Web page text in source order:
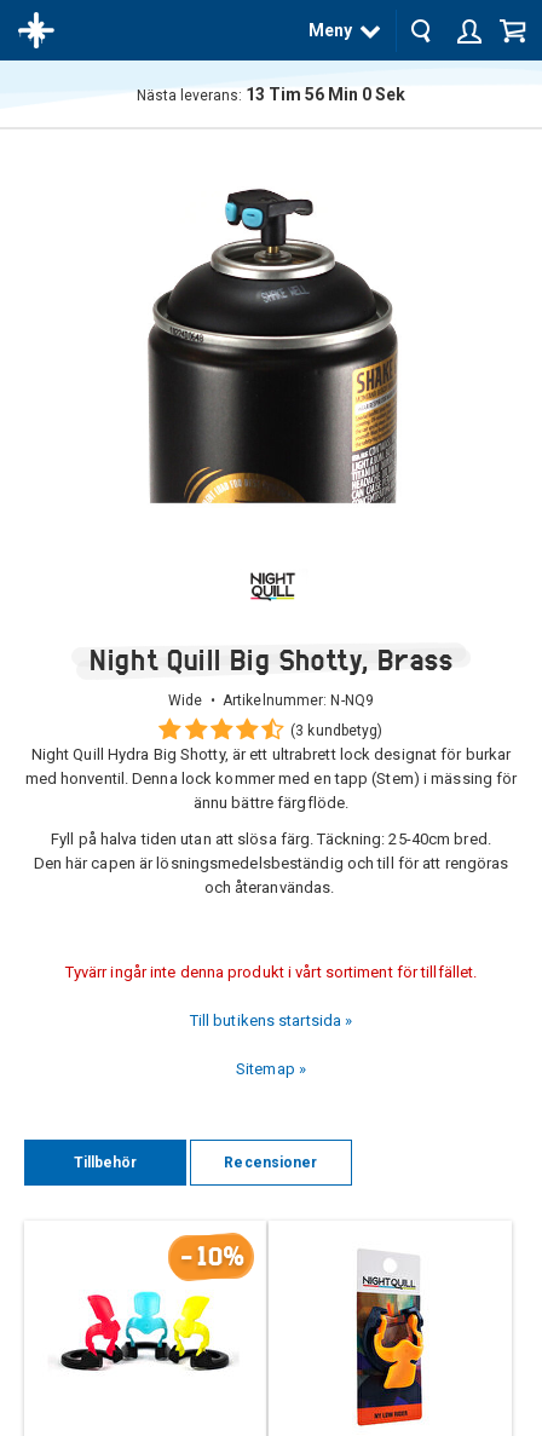
Meny
Nästa leverans: 13Tim 55Min 59Sek
Night Quill Big Shotty, Brass
Wide • Artikelnummer: N-NQ9
(3 kundbetyg)
Night Quill Hydra Big Shotty, är ett ultrabrett lock designat för burkar
med honventil. Denna lock kommer med en tapp (Stem) i mässing för
ännu bättre färgflöde.
Fyll på halva tiden utan att slösa färg. Täckning: 25-40cm bred.
Den här capen är lösningsmedelsbeständig och till för att rengöras
och återanvändas.
Tyvärr ingår inte denna produkt i vårt sortiment för tillfället.
Till butikens startsida »
Sitemap »
Tillbehör Recensioner
-10%